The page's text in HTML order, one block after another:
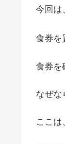
今回は
食券を
食券を
なぜな
ここ